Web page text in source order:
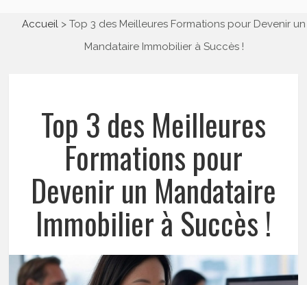
Accueil
Top 3 des Meilleures Formations pour Devenir un
Mandataire Immobilier à Succès !
Top 3 des Meilleures
Formations pour
Devenir un Mandataire
Immobilier à Succès !